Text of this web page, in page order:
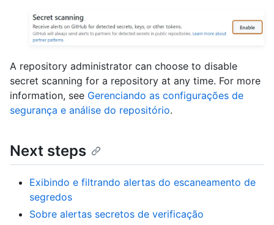
A repository administrator can choose to disable
secret scanning for a repository at any time. For more
information, see Gerenciando as configurações de
segurança e análise do repositório.
Next steps
Exibindo e filtrando alertas do escaneamento de
segredos
Sobre alertas secretos de verificação